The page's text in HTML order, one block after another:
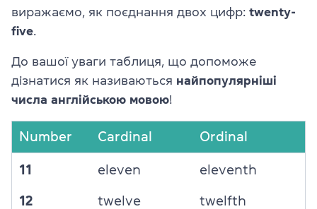
виражаємо, як поєднання двох цифр: twenty-
five
До вашої уваги таблиця, що допоможе
дізнатися як називаються найпопулярніші
числа англійською мовою!
Number Cardinal Ordinal
11
12
eleven
twelve
eleventh
twelfth